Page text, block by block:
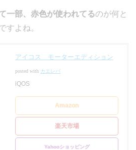
一部、赤色が使われてるのが何と
すよね。
アイコス モーターエディション
posted with カエレバ
iQOS
Amazon
楽天市場
Yahooショッピング